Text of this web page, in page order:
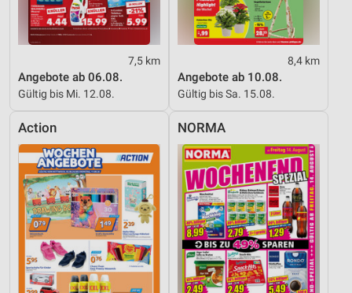
7,5 km
Angebote ab 06.08.
Gültig bis Mi. 12.08.
8,4 km
Angebote ab 10.08.
Gültig bis Sa. 15.08.
Action NORMA